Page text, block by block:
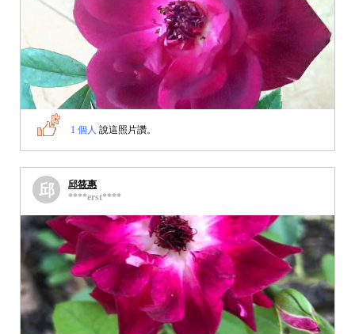
1 個人 說這照片讚。
邱
邱筱惠
****erst****